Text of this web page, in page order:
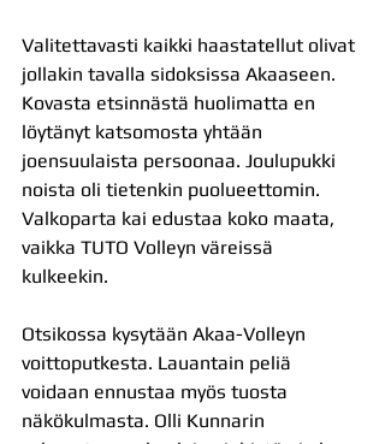
Valitettavasti kaikki haastatellut olivat
jollakin tavalla sidoksissa Akaaseen.
Kovasta etsinnästä huolimatta en
löytänyt katsomosta yhtään
joensuulaista persoonaa. Joulupukki
noista oli tietenkin puolueettomin.
Valkoparta kai edustaa koko maata,
vaikka TUTO Volleyn väreissä
kulkeekin.
Otsikossa kysytään Akaa-Volleyn
voittoputkesta. Lauantain peliä
voidaan ennustaa myös tuosta
näkökulmasta. Olli Kunnarin